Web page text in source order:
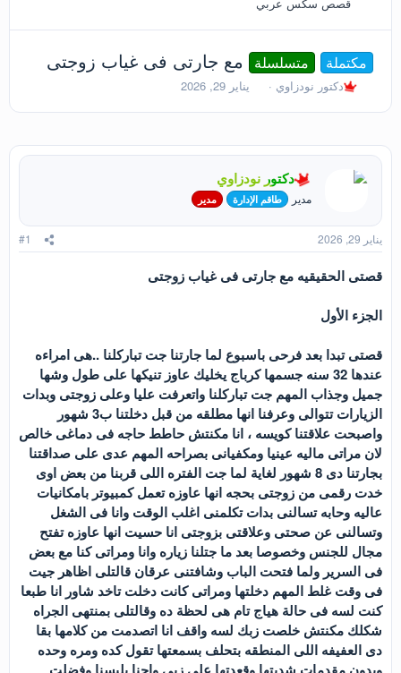
مكتملة متسلسلة مع جارتى فى غياب زوجتى
ب
د
ا
م
و
ع
دكتور نودزاوي
ت
ر
خ
ل
ب
د
ء
يناير 29, 2026
دكتور نودزاوي
مدير طاقم الإدارة مدير
يناير 29, 2026 #1
قصتى الحقيقيه مع جارتى فى غياب زوجتى
الجزء الأول
قصتى تبدا بعد فرحى باسبوع لما جارتنا جت تباركلنا ..هى امراءه
عندها 32 سنه جسمها كرباج يخليك عاوز تنيكها على طول وشها
جميل وجذاب المهم جت تباركلنا واتعرفت عليا وعلى زوجتى وبدات
الزيارات تتوالى وعرفنا انها مطلقه من قبل دخلتنا ب3 شهور
واصبحت علاقتنا كويسه ، انا مكنتش حاطط حاجه فى دماغى خالص
لان مراتى ماليه عينيا ومكفيانى بصراحه المهم عدى على صداقتنا
بجارتنا دى 8 شهور لغاية لما جت الفتره اللى قربنا من بعض اوى
خدت رقمى من زوجتى بحجه انها عاوزه تعمل كمبيوتر بامكانيات
عاليه وحابه تسالنى بدات تكلمنى اغلب الوقت وانا فى الشغل
وتسالنى عن صحتى وعلاقتى بزوجتى انا حسيت انها عاوزه تفتح
مجال للجنس وخصوصا بعد ما جتلنا زياره وانا ومراتى كنا مع بعض
فى السرير ولما فتحت الباب وشافتنى عرقان قالتلى اظاهر جيت
فى وقت غلط المهم دخلتها ومراتى كانت دخلت تاخد شاور انا طبعا
كنت لسه فى حالة هياج تام هى لحظة ده وقالتلى بمنتهى الجراه
شكلك مكنتش خلصت زبك لسه واقف انا اتصدمت من كلامها بقا
دى العفيفه اللى المنطقه بتحلف بسمعتها تقول كده ومره وحده